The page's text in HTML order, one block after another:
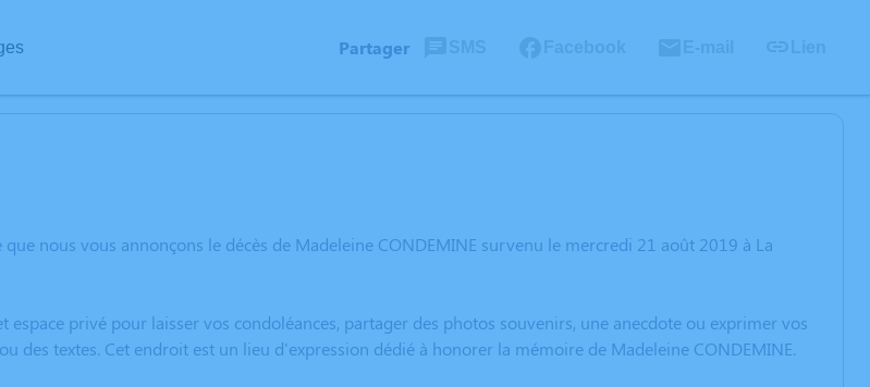
Partager
que nous vous annonçons le décès de Madeleine CONDEMINE survenu le mercredi 21 août 2019 à La
espace privé pour laisser vos condoléances, partager des photos souvenirs, une anecdote ou exprimer vos
des textes. Cet endroit est un lieu d'expression dédié à honorer la mémoire de Madeleine CONDEMINE.